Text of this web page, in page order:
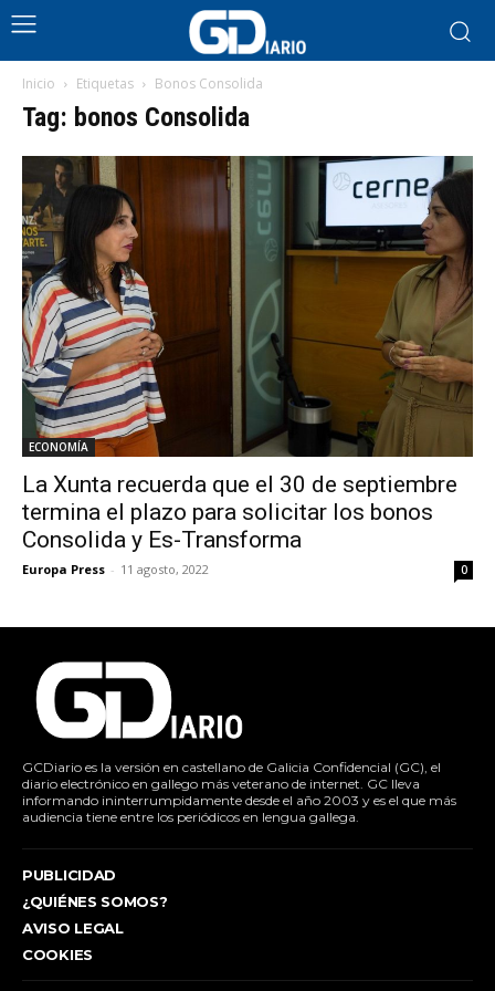
Inicio Etiquetas Bonos Consolida
Tag: bonos Consolida
ECONOMÍA
La Xunta recuerda que el 30 de septiembre
termina el plazo para solicitar los bonos
Consolida y Es-Transforma
Europa Press - 11 agosto, 2022 0
GCDiario es la versión en castellano de Galicia Confidencial (GC), el
diario electrónico en gallego más veterano de internet. GC lleva
informando ininterrumpidamente desde el año 2003 y es el que más
audiencia tiene entre los periódicos en lengua gallega.
PUBLICIDAD
¿QUIÉNES SOMOS?
AVISO LEGAL
COOKIES